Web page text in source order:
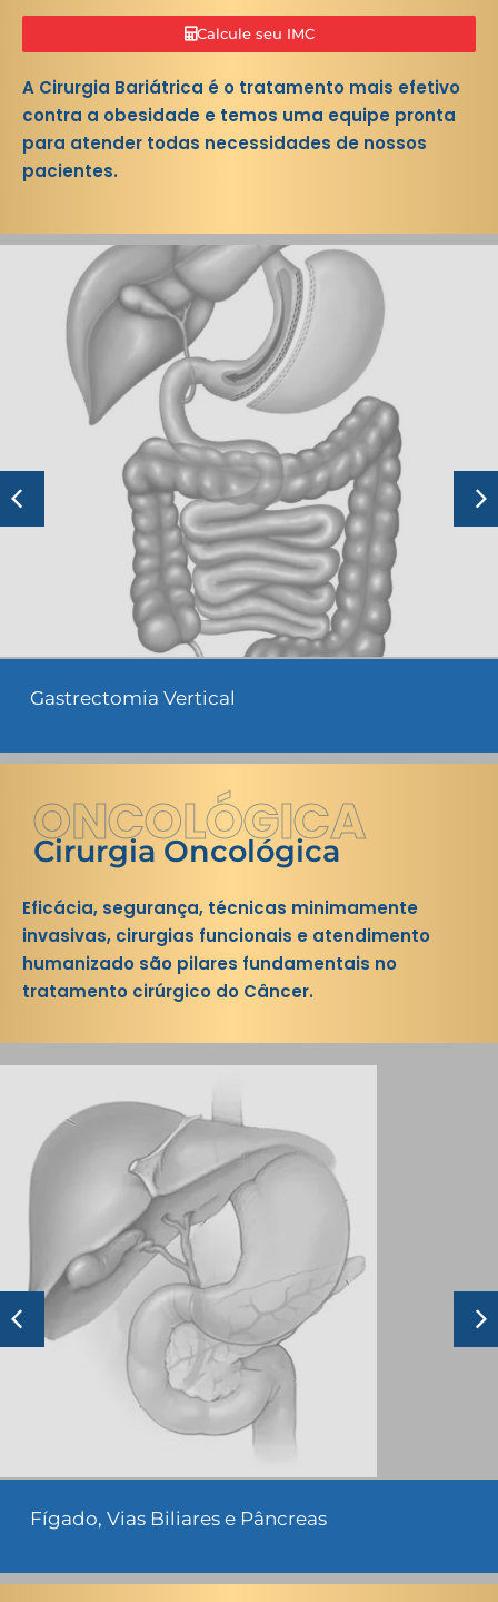
Calcule seu IMC
A Cirurgia Bariátrica é o tratamento mais efetivo
contra a obesidade e temos uma equipe pronta
para atender todas necessidades de nossos
pacientes.
Gastrectomia Vertical
ONCOLÓGICA
Cirurgia Oncológica
Eficácia, segurança, técnicas minimamente
invasivas, cirurgias funcionais e atendimento
humanizado são pilares fundamentais no
tratamento cirúrgico do Câncer.
Fígado, Vias Biliares e Pâncreas